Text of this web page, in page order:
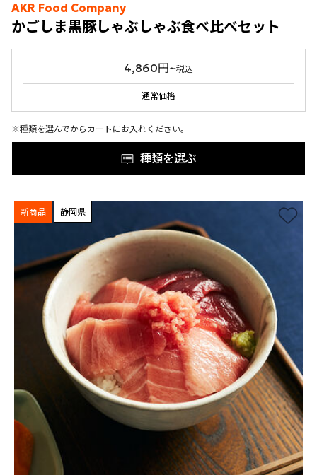
AKR Food Company
かごしま黒豚しゃぶしゃぶ食べ比べセット
4,860円~税込
通常価格
※種類を選んでからカートにお入れください。
種類を選ぶ
新商品 静岡県